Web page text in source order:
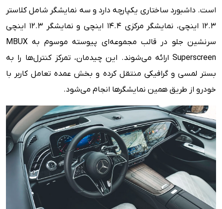
است. داشبورد ساختاری یکپارچه دارد و سه نمایشگر شامل کلاستر
۱۲.۳ اینچی، نمایشگر مرکزی ۱۴.۴ اینچی و نمایشگر ۱۲.۳ اینچی
سرنشین جلو در قالب مجموعه‌ای پیوسته موسوم به MBUX
Superscreen ارائه می‌شوند. این چیدمان، تمرکز کنترل‌ها را به
بستر لمسی و گرافیکی منتقل کرده و بخش عمده تعامل کاربر با
خودرو از طریق همین نمایشگرها انجام می‌شود.